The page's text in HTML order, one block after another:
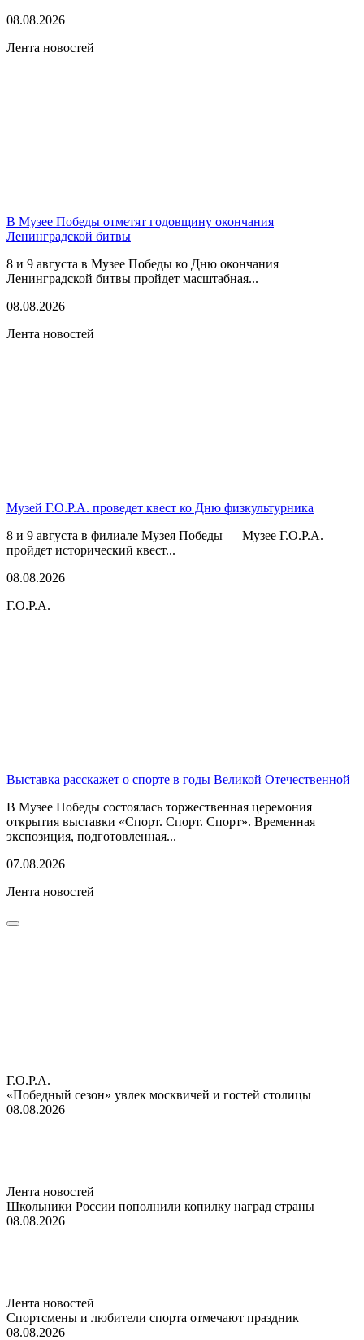
08.08.2026
Лента новостей
В Музее Победы отметят годовщину окончания
Ленинградской битвы
8 и 9 августа в Музее Победы ко Дню окончания
Ленинградской битвы пройдет масштабная...
08.08.2026
Лента новостей
Музей Г.О.Р.А. проведет квест ко Дню физкультурника
8 и 9 августа в филиале Музея Победы — Музее Г.О.Р.А.
пройдет исторический квест...
08.08.2026
Г.О.Р.А.
Выставка расскажет о спорте в годы Великой Отечественной
В Музее Победы состоялась торжественная церемония
открытия выставки «Спорт. Спорт. Спорт». Временная
экспозиция, подготовленная...
07.08.2026
Лента новостей
Г.О.Р.А.
«Победный сезон» увлек москвичей и гостей столицы
08.08.2026
Лента новостей
Школьники России пополнили копилку наград страны
08.08.2026
Лента новостей
Спортсмены и любители спорта отмечают праздник
08.08.2026